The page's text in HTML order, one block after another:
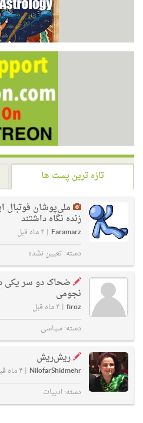
تازه ترین پست ها
ملی‌پوشان فوتبال
زنده نگاه داشتند
Faramarz
| ۴ ماه قبل
دسته: تعیین نشده
ضحاک دو سر یکی
نجومی
firoz
| ۴ ماه قبل
دسته:سیاسی
ریش‌ریش
NilofarShidmehr
| ۴ ماه قبل
دسته:ادبیات